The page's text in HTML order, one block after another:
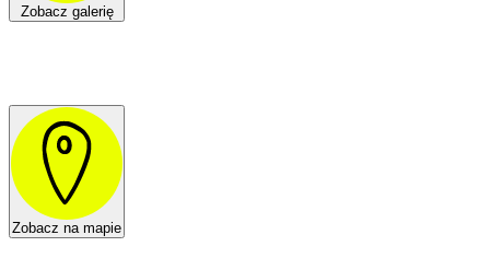
Zobacz galerię
Zobacz na mapie